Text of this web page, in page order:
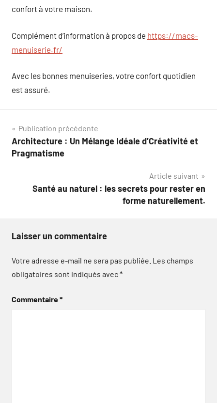
confort à votre maison.
Complément d’information à propos de https://macs-
menuiserie.fr/
Avec les bonnes menuiseries, votre confort quotidien
est assuré.
Navigation
de
Publication précédente
Architecture : Un Mélange Idéale d’Créativité et
Pragmatisme
Article suivant
Santé au naturel : les secrets pour rester en
forme naturellement.
Laisser un commentaire
Votre adresse e-mail ne sera pas publiée. Les champs
obligatoires sont indiqués avec*
Commentaire*